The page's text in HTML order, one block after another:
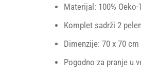
Materijal: 100%
Komplet sadrži 2
Dimenzije: 70 x 70 cm
Pogodno za pranje u